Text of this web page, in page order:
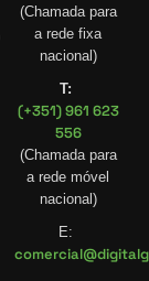
(Chamada para
a rede fixa
nacional)
T:
(+351) 961 623
556
(Chamada para
a rede móvel
nacional)
E: